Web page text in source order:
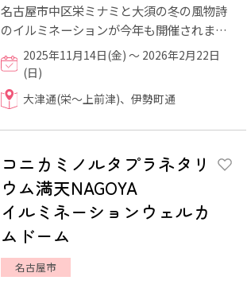
名古屋市中区栄ミナミと大須の冬の風物詩
のイルミネーションが今年も開催されま
す！ スマホGPS機能で、Xmasスタンプを
集めて応募できる「スマホス...
2025年11月14日(金) ～ 2026年2月22日
(日)
大津通(栄～上前津)、伊勢町通
コニカミノルタプラネタリ
ウム満天NAGOYA
イルミネーションウェルカ
ムドーム
名古屋市